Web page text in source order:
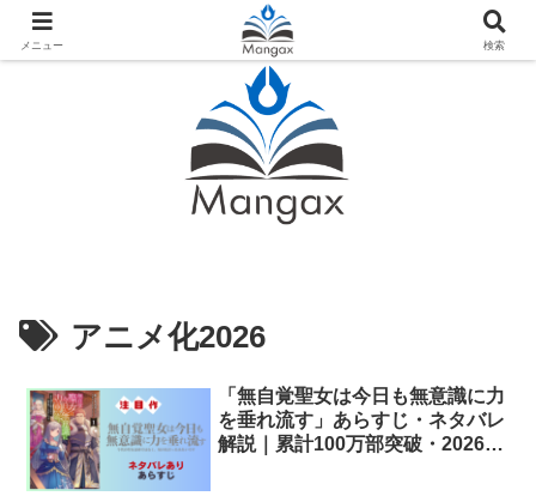
人気おすすめ漫画紹介ならMangax（マンガックス）
アニメ化2026
「無自覚聖女は今日も無意識に力
を垂れ流す」あらすじ・ネタバレ
解説｜累計100万部突破・2026年
メニュー 検索